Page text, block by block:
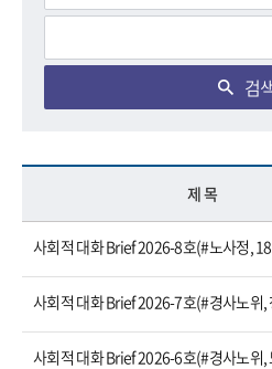
검
제 목